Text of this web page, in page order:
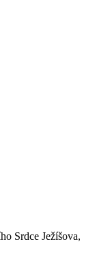
Srdce Ježíšova,